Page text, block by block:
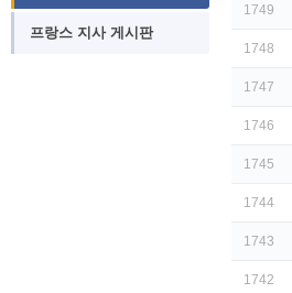
프랑스 지사 게시판
1749
1748
1747
1746
1745
1744
1743
1742